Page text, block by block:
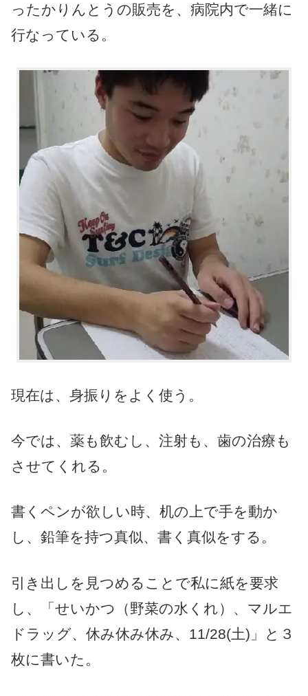
ったかりんとうの販売を、病院内で一緒に
行なっている。
現在は、身振りをよく使う。
今では、薬も飲むし、注射も、歯の治療も
させてくれる。
書くペンが欲しい時、机の上で手を動か
し、鉛筆を持つ真似、書く真似をする。
引き出しを見つめることで私に紙を要求
し、「せいかつ（野菜の水くれ）、マルエ
ドラッグ、休み休み休み、11/28(土)」と３
枚に書いた。